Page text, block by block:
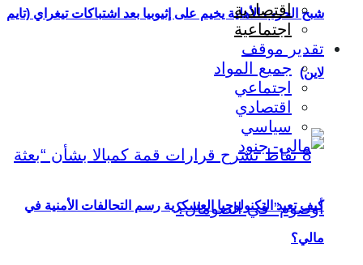
شبح الحرب الأهلية يخيم على إثيوبيا بعد اشتباكات تيغراي (تايم
لاين)
اقتصادية
اجتماعية
تقدير موقف
جميع المواد
اجتماعي
اقتصادي
سياسي
كيف تعيد التكنولوجيا العسكرية رسم التحالفات الأمنية في
مالي؟